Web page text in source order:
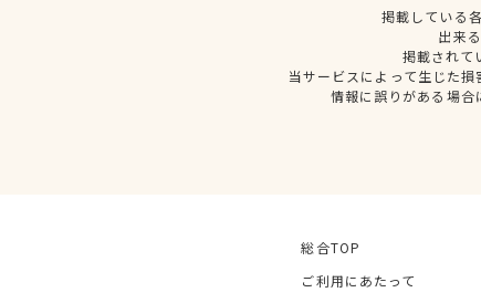
掲載している
出来
掲載されて
当サービスによって生じた
情報に誤りがある場
総合TOP
ご利用にあたって